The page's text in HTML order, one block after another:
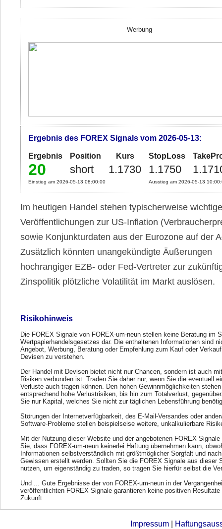
Werbung
Ergebnis des FOREX Signals vom 2026-05-13:
Ergebnis Position Kurs StopLoss
20 short 1.1730 1.1750
Einstieg am 2026-05-13 08:00:00 Ausstieg am 2026-05-13
Im heutigen Handel stehen typischerweise wichtige
Veröffentlichungen zur US-Inflation
sowie Konjunkturdaten aus der Eurozone auf der
Zusätzlich könnten unangekündigte Äußerungen
hochrangiger EZB- oder Fed-Vertreter zur
Zinspolitik plötzliche Volatilität im Markt auslösen.
Risikohinweis
Die FOREX Signale von FOREX-um-neun stellen keine Beratung im
Wertpapierhandelsgesetzes dar. Die enthaltenen Informationen sind
Angebot, Werbung, Beratung oder Empfehlung zum Kauf oder
Devisen zu verstehen.
Der Handel mit Devisen bietet nicht nur Chancen, sondern ist auch
Risiken verbunden ist. Traden Sie daher nur, wenn Sie die eventuell
Verluste auch tragen können. Den hohen Gewinnmöglichkeiten stehen
entsprechend hohe Verlustrisiken, bis hin zum Totalverlust,
Sie nur Kapital, welches Sie nicht zur täglichen Lebensführung
Störungen der Internetverfügbarkeit, des E-Mail-Versandes oder
Software-Probleme stellen beispielseise weitere, unkalkulierbare
Mit der Nutzung dieser Website und der angebotenen FOREX
Sie, dass FOREX-um-neun keinerlei Haftung übernehmen kann,
Informationen selbstverständlich mit größtmöglicher Sorgfalt und
Gewissen erstellt werden. Sollten Sie die FOREX Signale aus dieser
nutzen, um eigenständig zu traden, so tragen Sie hierfür selbst die
Und ... Gute Ergebnisse der von FOREX-um-neun in der
veröffentlichten FOREX Signale garantieren keine positiven Resultate
Zukunft.
Impressum